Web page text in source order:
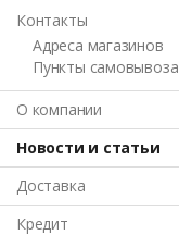
Контакты
Адреса магазинов
Пункты самовывоза
О компании
Новости и статьи
Доставка
Кредит